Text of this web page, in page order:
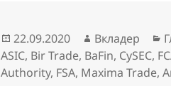
Опубликовано
22.09.2020 Автор
Вкладер
ASIC, Bir Trade, BаFin, CySEC,
Authority, FSA, Maxima Trade,